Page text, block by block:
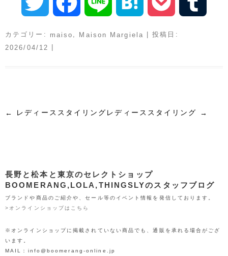
t b n e
カテゴリー: maiso , Maison Margiela
| 投稿日:
2026/04/12 |
投稿ナビゲーション
← レディーススタイリング レディーススタイリング →
長野と松本と東京のセレクトショップ
BOOMERANG,LOLA,THINGSLYのスタッフブログ
ブランドや商品のご紹介や、セール等のイベント情報を発信しております。
>オンラインショップはこちら
※オンラインショップに掲載されていない商品でも、通販を承れる場合がござ
います。
MAIL：info@boomerang-online.jp